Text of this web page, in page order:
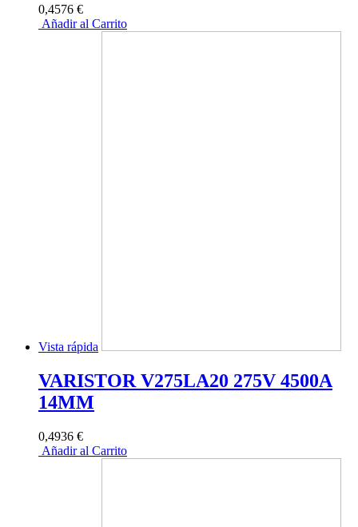
0,4576 €
Añadir al Carrito
Vista rápida
VARISTOR V275LA20 275V 4500A
14MM
0,4936 €
Añadir al Carrito